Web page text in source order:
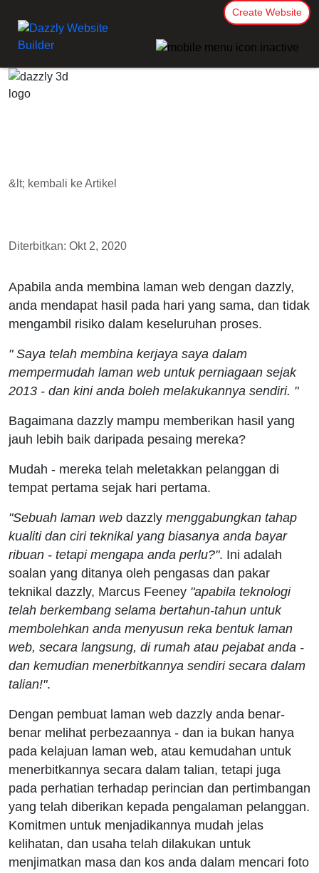
Create Website
&lt; kembali ke Artikel
Diterbitkan: Okt 2, 2020
Apabila anda membina laman web dengan dazzly,
anda mendapat hasil pada hari yang sama, dan tidak
mengambil risiko dalam keseluruhan proses.
" Saya telah membina kerjaya saya dalam
mempermudah laman web untuk perniagaan sejak
2013 - dan kini anda boleh melakukannya sendiri. "
Bagaimana dazzly mampu memberikan hasil yang
jauh lebih baik daripada pesaing mereka?
Mudah - mereka telah meletakkan pelanggan di
tempat pertama sejak hari pertama.
"Sebuah laman web dazzly menggabungkan tahap
kualiti dan ciri teknikal yang biasanya anda bayar
ribuan - tetapi mengapa anda perlu?". Ini adalah
soalan yang ditanya oleh pengasas dan pakar
teknikal dazzly, Marcus Feeney "apabila teknologi
telah berkembang selama bertahun-tahun untuk
membolehkan anda menyusun reka bentuk laman
web, secara langsung, di rumah atau pejabat anda -
dan kemudian menerbitkannya sendiri secara dalam
talian!".
Dengan pembuat laman web dazzly anda benar-
benar melihat perbezaannya - dan ia bukan hanya
pada kelajuan laman web, atau kemudahan untuk
menerbitkannya secara dalam talian, tetapi juga
pada perhatian terhadap perincian dan pertimbangan
yang telah diberikan kepada pengalaman pelanggan.
Komitmen untuk menjadikannya mudah jelas
kelihatan, dan usaha telah dilakukan untuk
menjimatkan masa dan kos anda dalam mencari foto